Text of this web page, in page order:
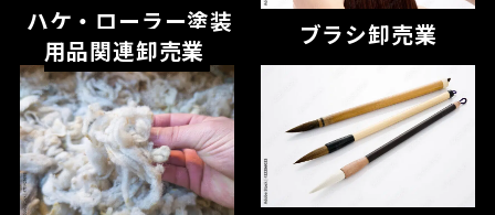
ハケ・ローラー塗装
用品関連卸売業
ブラシ卸売業